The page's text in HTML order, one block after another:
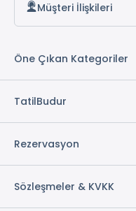
Müşteri İlişkileri
Öne Çıkan Kategoriler
TatilBudur
Rezervasyon
Sözleşmeler & KVKK